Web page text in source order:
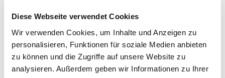
Diese Webseite verwendet Cookies
Wir verwenden Cookies, um Inhalte und Anzeigen zu
personalisieren, Funktionen für soziale Medien anbieten
zu können und die Zugriffe auf unsere Website zu
analysieren. Außerdem geben wir Informationen zu Ihrer
Kombination mit nicht-medikamentösen Therapien
Opioidrezeptor-Aktivität und entfaltet verschiedene
Wirkungen auf die Kinetik von Serotonin und
Noradrenalin. Aus diesem Grund kann Tramadol in der
multimodalen Behandlung von Arthrose zum Einsatz
kommen, insbesondere in Fällen mit neuropathischen